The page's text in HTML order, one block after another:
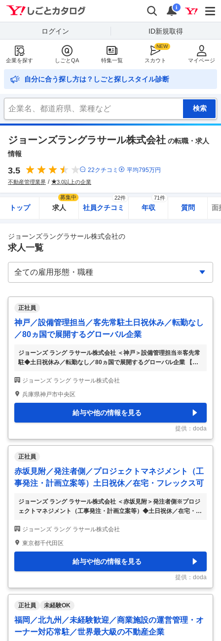
検索
通知
i
ログイン ID新規取得
企業を探す しごとQA 特集一覧 スカウト マイページ
自分に合う探し方は？しごと探しスタイル診断
ジョーンズラングラサール株式会社 の転職・求人
情報
3.5 22クチコミ 平均795万円
不動産管理業界 3.0以上の企業
トップ 求人
募集中
社員クチコミ
22件
年収
71件
質問 面
ジョーンズラングラサール株式会社の
求人一覧
正社員
神戸／設備管理担当／客先常駐土日祝休み／転勤なし
／80ヵ国で展開するグローバル企業
ジョーンズ ラング ラサール株式会社 ＜神戸＞設備管理担当※客先常
駐◆土日祝休み／転勤なし／80ヵ国で展開するグローバル企業 【仕
80ヵ国で展開するグローバル企業 【具体的な仕事内容】 ～外資×日
本企業両方の社風で風通しフォーチュン500選出グローバル企業／客
業の当社にて、クライアント先に常駐し施設の設備管理、運用全般を
お任せいたします。 インシデントが発生した際に、クライアントへ
の報告等のため英語使用の機会があります。 ■業務詳細： 【建物管理
業務】 ・日常の建…
ジョーンズ ラング ラサール株式会社
兵庫県神戸市中央区
給与や他の情報を見る
提供：doda
正社員
赤坂見附／発注者側／プロジェクトマネジメント（工
事発注・計画立案等）土日祝休／在宅・フレックス可
ジョーンズ ラング ラサール株式会社 ＜赤坂見附＞発注者側※プロジ
ェクトマネジメント（工事発注・計画立案等）◆土日祝休／在宅・フ
ジメント（工事発注・計画立案等）◆土日祝休／在宅・フレックス可
【具体的な仕事内容】 ～オフィス・ホテル・物流など様々なアセッ
2021」に選出／直行直帰・在宅・フレックス可能のためワークライ
フバランス◎～ ■業務詳細： 発注者側としてクライアントと協力しな
がら、オフィスの新築・改修や移転に伴う工事プロジェクト全体の監
理業務をご担当いただきます。…
ジョーンズ ラング ラサール株式会社
東京都千代田区
給与や他の情報を見る
提供：doda
正社員 未経験OK
福岡／北九州／未経験歓迎／商業施設の運営管理・オ
ーナー対応常駐／世界最大級の不動産企業